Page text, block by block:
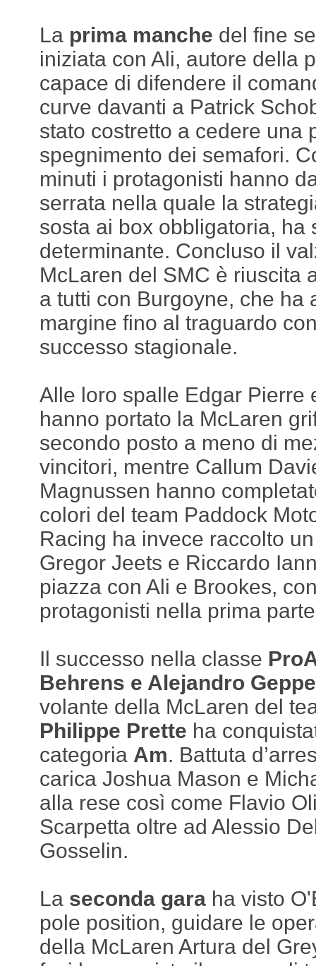
La prima manche del fine
iniziata con Ali, autore della
capace di difendere il
curve davanti a Patrick
stato costretto a cedere una
spegnimento dei semafori.
minuti i protagonisti hanno
serrata nella quale la
sosta ai box obbligatoria, ha
determinante. Concluso il
McLaren del SMC è riuscita
a tutti con Burgoyne, che ha
margine fino al traguardo
successo stagionale.
Alle loro spalle Edgar Pierre
hanno portato la McLaren
secondo posto a meno di
vincitori, mentre Callum
Magnussen hanno
colori del team Paddock
Racing ha invece raccolto
Gregor Jeets e Riccardo
piazza con Ali e Brookes,
protagonisti nella prima
Il successo nella classe
Behrens e Alejandro
volante della McLaren del
Philippe Prette ha
categoria Am. Battuta
carica Joshua Mason e
alla rese così come Flavio
Scarpetta oltre ad Alessio
Gosselin.
La seconda gara ha visto
pole position, guidare le
della McLaren Artura del